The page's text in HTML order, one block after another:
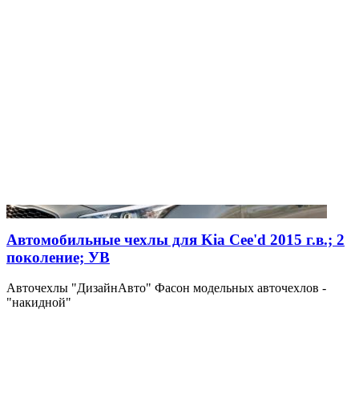
Автомобильные чехлы для Kia Cee'd 2015 г.в.; 2
поколение; УВ
Авточехлы "ДизайнАвто" Фасон модельных авточехлов -
"накидной"